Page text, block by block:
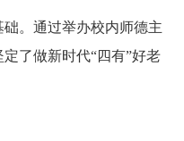
。通过举办校内师德主
了做新时代“四有”好老